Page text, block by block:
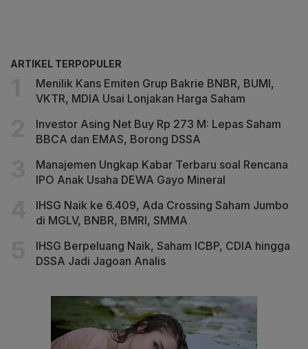
ARTIKEL TERPOPULER
Menilik Kans Emiten Grup Bakrie BNBR, BUMI,
VKTR, MDIA Usai Lonjakan Harga Saham
Investor Asing Net Buy Rp 273 M: Lepas Saham
BBCA dan EMAS, Borong DSSA
Manajemen Ungkap Kabar Terbaru soal Rencana
IPO Anak Usaha DEWA Gayo Mineral
IHSG Naik ke 6.409, Ada Crossing Saham Jumbo
di MGLV, BNBR, BMRI, SMMA
IHSG Berpeluang Naik, Saham ICBP, CDIA hingga
DSSA Jadi Jagoan Analis